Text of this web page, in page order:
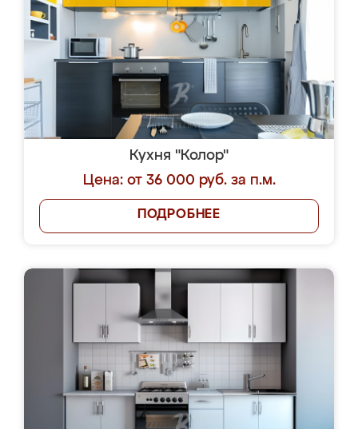
Кухня "Колор"
Цена: от 36 000 руб. за п.м.
ПОДРОБНЕЕ